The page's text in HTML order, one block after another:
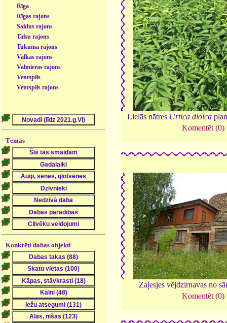
Rīga
Rīgas rajons
Saldus rajons
Talsu rajons
Tukuma rajons
Valkas rajons
Valmieras rajons
Ventspils
Ventspils rajons
Tēmas
Konkrēti dabas objekti
Lielās nātres Urtica dioica
Komentēt (0)
Zaļesjes vējdzirnavas no
Komentēt (0)